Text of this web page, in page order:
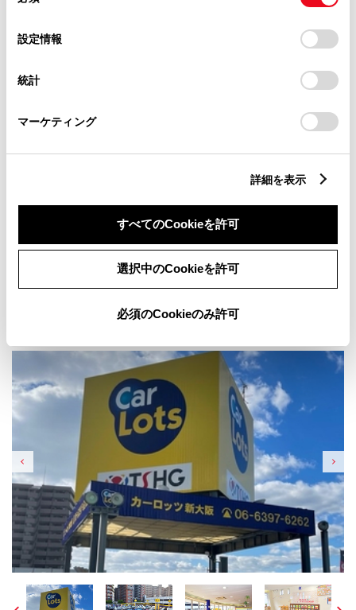
デバイスにすべてのCookie(クッキー)が保存されることに同
意したことになります。Cookie(クッキー)のオプトアウト、
設定の変更、同意を撤回したりするにあたっては、当社の
「Cookie（クッキー）情報の取り扱いについて
」をご覧くだ
設定情報
統計
マーケティング
詳細を表示
すべてのCookieを許可
選択中のCookieを許可
必須のCookieのみ許可